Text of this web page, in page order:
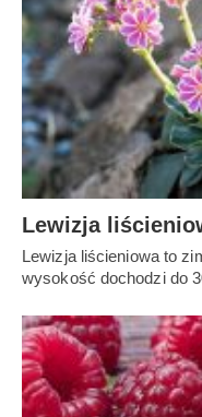
Lewizja
Lewizja liścieniowa to
wysokość dochodzi do